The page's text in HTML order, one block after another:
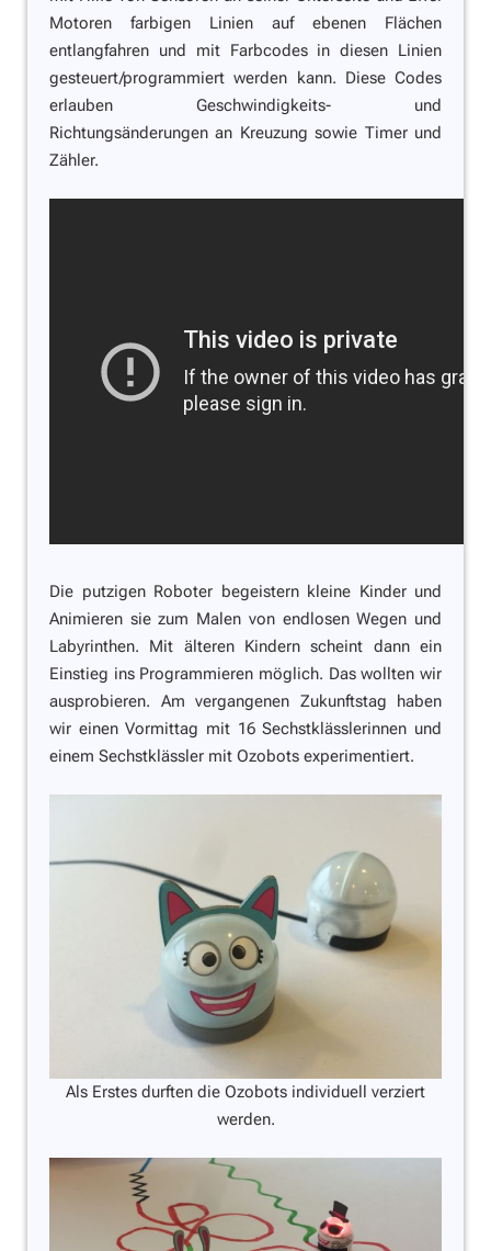
Motoren farbigen Linien auf ebenen Flächen
entlangfahren und mit Farbcodes in diesen Linien
gesteuert/programmiert werden kann. Diese Codes
erlauben Geschwindigkeits- und
Richtungsänderungen an Kreuzung sowie Timer und
Zähler.
Die putzigen Roboter begeistern kleine Kinder und
Animieren sie zum Malen von endlosen Wegen und
Labyrinthen. Mit älteren Kindern scheint dann ein
Einstieg ins Programmieren möglich. Das wollten wir
ausprobieren. Am vergangenen Zukunftstag haben
wir einen Vormittag mit 16 Sechstklässlerinnen und
einem Sechstklässler mit Ozobots experimentiert.
Als Erstes durften die Ozobots individuell verziert
werden.